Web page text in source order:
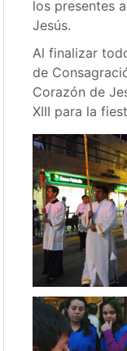
los presentes
Jesús.
Al finalizar
de
Corazón de
XIII para la